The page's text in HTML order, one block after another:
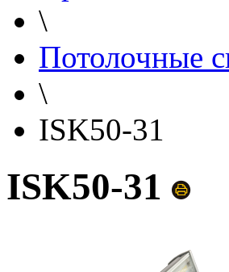
\
Потолочные
\
ISK50-31
ISK50-31